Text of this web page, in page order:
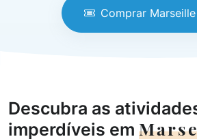
Comprar Marseille
Descubra as
imperdíveis em